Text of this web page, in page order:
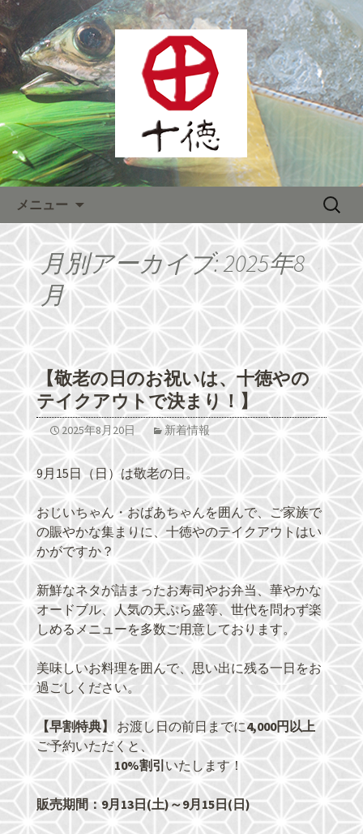
熊本をメインに全国へチェー
ン展開する居酒屋「株式会社十
徳」最新情報
熊本をメインに全国へチェーン展開す
る居酒屋「株式会社十徳」宴会が人
気！
メニュー
検
月別アーカイブ: 2025年8
月
【敬老の日のお祝いは、十徳やの
テイクアウトで決まり！】
2025年8月20日 新着情報
9月15日（日）は敬老の日。
おじいちゃん・おばあちゃんを囲んで、ご家族で
の賑やかな集まりに、十徳やのテイクアウトはい
かがですか？
新鮮なネタが詰まったお寿司やお弁当、華やかな
オードブル、人気の天ぷら盛等、世代を問わず楽
しめるメニューを多数ご用意しております。
美味しいお料理を囲んで、思い出に残る一日をお
過ごしください。
【早割特典】 お渡し日の前日までに4,000円以上
ご予約いただくと、
10%割引いたします！
販売期間：9月13日(土)～9月15日(日)